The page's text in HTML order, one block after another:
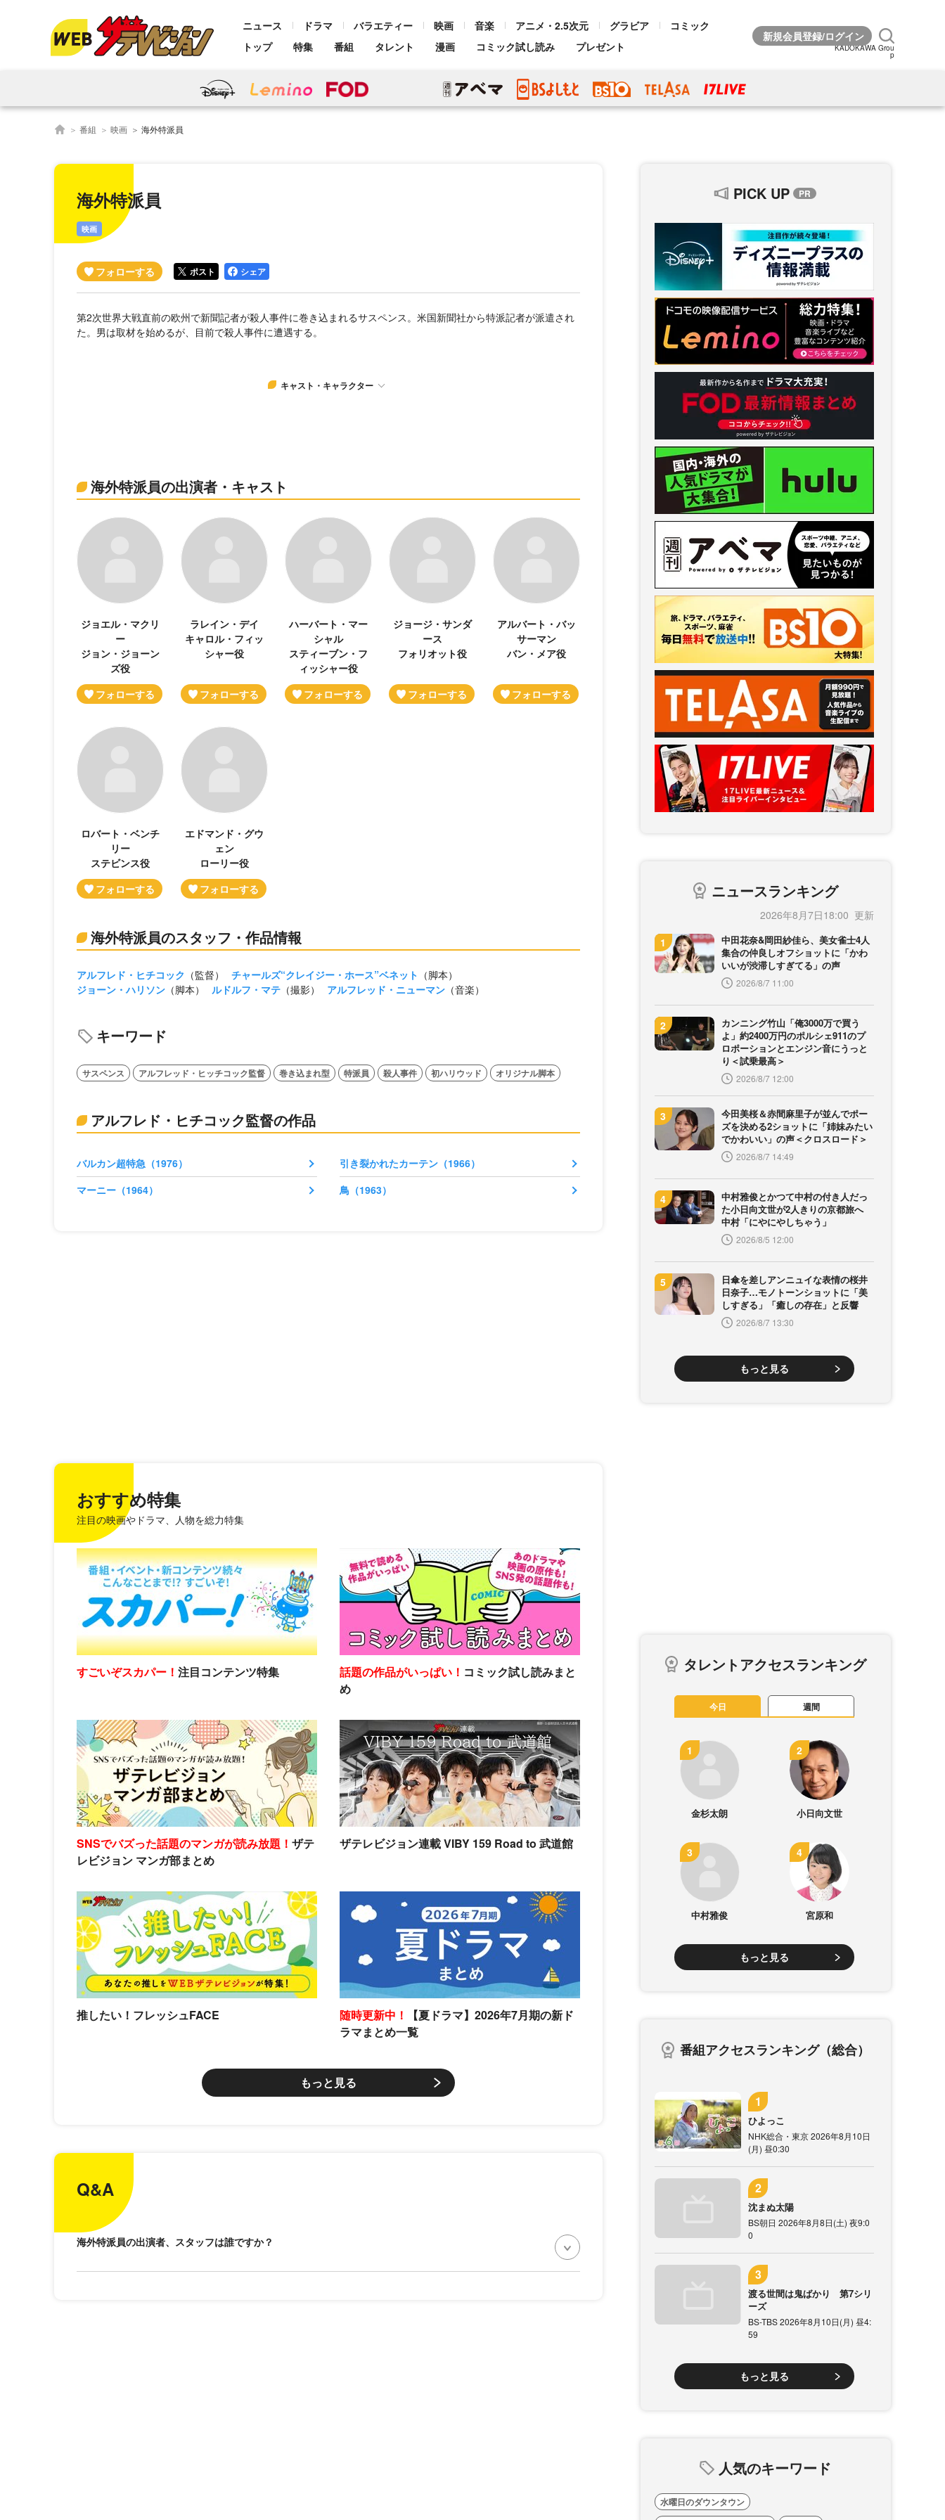
ニュース ドラマ バラエティー 映画 音楽 アニメ・2.5次元 グラビア
コミック
トップ
特集 番組 タレント 漫画 コミック試し読み プレゼント KADOKAWA Grou
p
番組 映画 海外特派員
海外特派員
映画
ポスト シェア
第2次世界大戦直前の欧州で新聞記者が殺人事件に巻き込まれるサスペンス。米国新聞社から特派記者が派遣され
た。男は取材を始めるが、目前で殺人事件に遭遇する。
キャスト・キャラクター
海外特派員の出演者・キャスト
ジョエル・マクリ
ー
ジョン・ジョーン
ズ役
ラレイン・デイ
キャロル・フィッ
シャー役
ハーバート・マー
シャル
スティーブン・フ
ィッシャー役
ジョージ・サンダ
ース
フォリオット役
アルバート・バッ
サーマン
バン・メア役
ロバート・ベンチ
リー
ステビンス役
エドマンド・グウ
ェン
ローリー役
海外特派員のスタッフ・作品情報
アルフレド・ヒチコック （監督） チャールズ“クレイジー・ホース”ベネット （脚本）
ジョーン・ハリソン （脚本） ルドルフ・マテ （撮影） アルフレッド・ニューマン （音楽）
キーワード
サスペンス アルフレッド・ヒッチコック監督 巻き込まれ型 特派員 殺人事件 初ハリウッド オリジナル脚本
アルフレド・ヒチコック監督の作品
バルカン超特急（1976）
引き裂かれたカーテン（1966）
マーニー（1964）
鳥（1963）
おすすめ特集
注目の映画やドラマ、人物を総力特集
すごいぞスカパー！ 注目コンテンツ特集 話題の作品がいっぱい！ コミック試し読みまと
め
SNSでバズった話題のマンガが読み放題！ ザテ
レビジョン マンガ部まとめ
ザテレビジョン連載 VIBY 159 Road to 武道館
推したい！フレッシュFACE 随時更新中！
【夏ドラマ】2026年7月期の新ド
ラマまとめ一覧
もっと見る
Q&A
海外特派員の出演者、スタッフは誰ですか？
PICK UP
ニュースランキング
2026年8月7日18:00
中田花奈&岡田紗佳ら、美女雀士4人
集合の仲良しオフショットに「かわ
いいが渋滞しすぎてる」の声
2026/8/7 11:00
カンニング竹山「俺3000万で買う
よ」約2400万円のポルシェ911のプ
ロポーションとエンジン音にうっと
り＜試乗最高＞
2026/8/7 12:00
今田美桜＆赤間麻里子が並んでポー
ズを決める2ショットに「姉妹みたい
でかわいい」の声＜クロスロード＞
2026/8/7 14:49
中村雅俊とかつて中村の付き人だっ
た小日向文世が2人きりの京都旅へ
中村「にやにやしちゃう」
2026/8/5 12:00
日傘を差しアンニュイな表情の桜井
日奈子…モノトーンショットに「美
しすぎる」「癒しの存在」と反響
2026/8/7 13:30
もっと見る
タレントアクセスランキング
今日 週間
金杉太朗 小日向文世
中村雅俊 宮原和
もっと見る
番組アクセスランキング（総合）
ひよっこ
NHK総合・東京 2026年8月10日
(月) 昼0:30
沈まぬ太陽
BS朝日 2026年8月8日(土) 夜9:0
0
渡る世間は鬼ばかり 第7シリ
ーズ
BS-TBS 2026年8月10日(月) 昼4:
59
もっと見る
人気のキーワード
水曜日のダウンタウン